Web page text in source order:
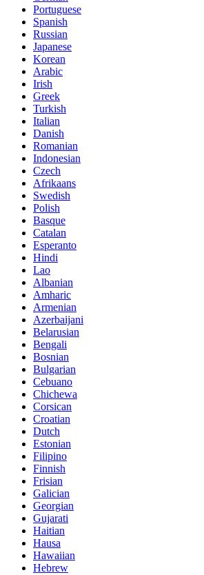
Portuguese
Spanish
Russian
Japanese
Korean
Arabic
Irish
Greek
Turkish
Italian
Danish
Romanian
Indonesian
Czech
Afrikaans
Swedish
Polish
Basque
Catalan
Esperanto
Hindi
Lao
Albanian
Amharic
Armenian
Azerbaijani
Belarusian
Bengali
Bosnian
Bulgarian
Cebuano
Chichewa
Corsican
Croatian
Dutch
Estonian
Filipino
Finnish
Frisian
Galician
Georgian
Gujarati
Haitian
Hausa
Hawaiian
Hebrew